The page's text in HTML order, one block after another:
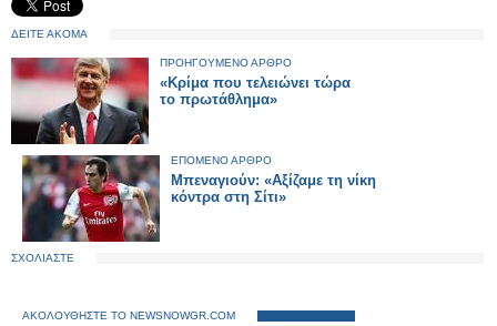
ΔΕΙΤΕ ΑΚΟΜΑ
ΠΡΟΗΓΟΥΜΕΝΟ ΑΡΘΡΟ
«Κρίμα που τελειώνει τώρα
το πρωτάθλημα»
ΕΠΟΜΕΝΟ ΑΡΘΡΟ
Μπεναγιούν: «Αξίζαμε τη νίκη
κόντρα στη Σίτι»
ΣΧΟΛΙΑΣΤΕ
ΑΚΟΛΟΥΘΗΣΤΕ ΤΟ NEWSNOWGR.COM